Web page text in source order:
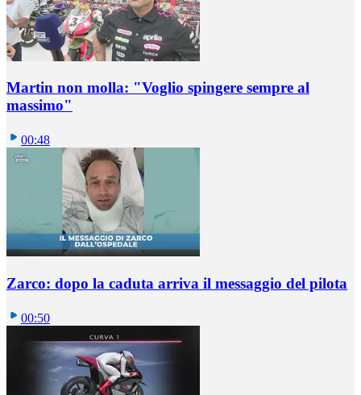
Martin non molla: "Voglio spingere sempre al
massimo"
00:48
Zarco: dopo la caduta arriva il messaggio del pilota
00:50